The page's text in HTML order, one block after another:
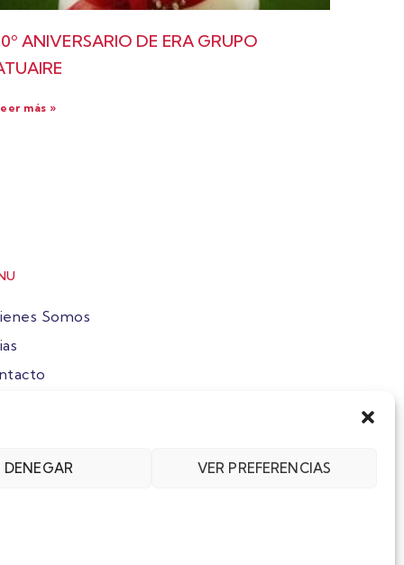
DENEGAR VER PREFERENCIAS
ANIVERSARIO DE ERA GRUPO
más »
Somos